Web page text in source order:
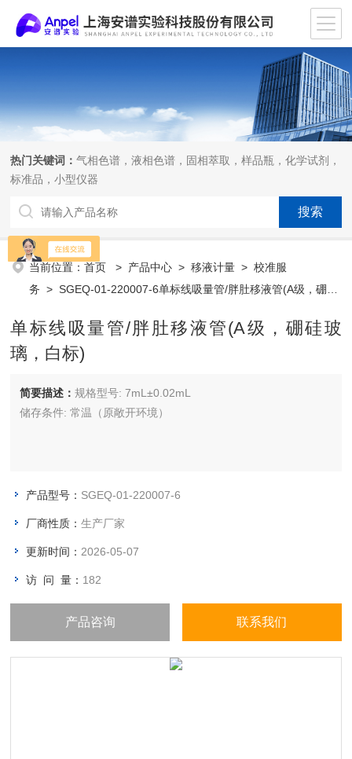
热门关键词：气相色谱，液相色谱，固相萃取，样品瓶，化学试剂，
标准品，小型仪器
当前位置：首页 > 产品中心 >移液计量 >校准服
务 > SGEQ-01-220007-6单标线吸量管/胖肚移液管(A级，硼硅
单标线吸量管/胖肚移液管(A级，硼硅玻
璃，白标)
简要描述：规格型号: 7mL±0.02mL
储存条件: 常温（原敞开环境）
产品型号： SGEQ-01-220007-6
厂商性质：生产厂家
更新时间： 2026-05-07
访 问 量： 182
产品咨询 联系我们